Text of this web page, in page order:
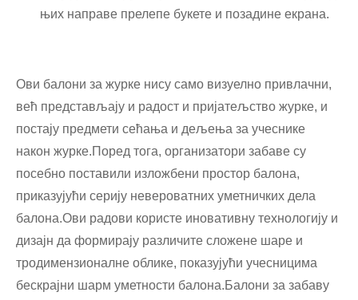
њих направе прелепе букете и позадине екрана.
Ови балони за журке нису само визуелно привлачни,
већ представљају и радост и пријатељство журке, и
постају предмети сећања и дељења за учеснике
након журке.Поред тога, организатори забаве су
посебно поставили изложбени простор балона,
приказујући серију невероватних уметничких дела
балона.Ови радови користе иновативну технологију и
дизајн да формирају различите сложене шаре и
тродимензионалне облике, показујући учесницима
бескрајни шарм уметности балона.Балони за забаву